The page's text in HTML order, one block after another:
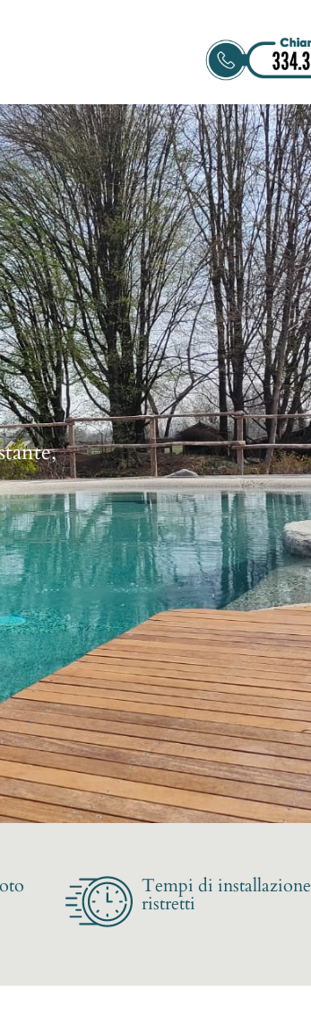
Tempi di installazione
ristretti